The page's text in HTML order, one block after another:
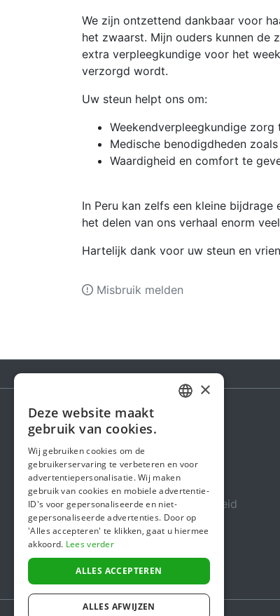
We zijn ontzettend dankbaar voor
het zwaarst. Mijn ouders kunnen de
extra verpleegkundige voor het
verzorgd wordt.
Uw steun helpt ons om:
Weekendverpleegkundige zorg
Medische benodigdheden
Waardigheid en comfort te
In Peru kan zelfs een kleine
het delen van ons verhaal enorm
Hartelijk dank voor uw steun en
Misbruik melden
Steunactie
Over ons
In de media
Veiligheid & Betrouwbaarheid
Algemene voorwaarden
Privacybeleid
Cookiebeleid
ENGLISH
×
Deze website maakt
gebruik van cookies.
Wij gebruiken cookies om de
gebruikerservaring te verbeteren en voor
advertentiepersonalisatie. Wij maken
gebruik van cookies en mobiele advertentie-
ID's voor gepersonaliseerde en niet-
gepersonaliseerde advertenties. Door op
'Alles accepteren' te klikken, gaat u hiermee
akkoord. Lees verder
ALLES ACCEPTEREN
ALLES AFWIJZEN